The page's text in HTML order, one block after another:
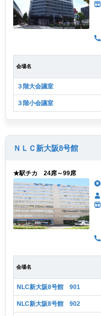
会場名
３階大会議室
３階小会議室
ＮＬＣ新大阪8号館
★駅チカ 24席～99席
会場名
NLC新大阪8号館 901
NLC新大阪8号館 902